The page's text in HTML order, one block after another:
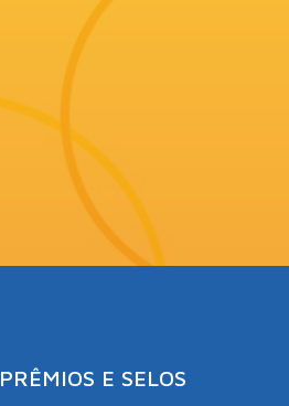
PRÊMIOS E SELOS